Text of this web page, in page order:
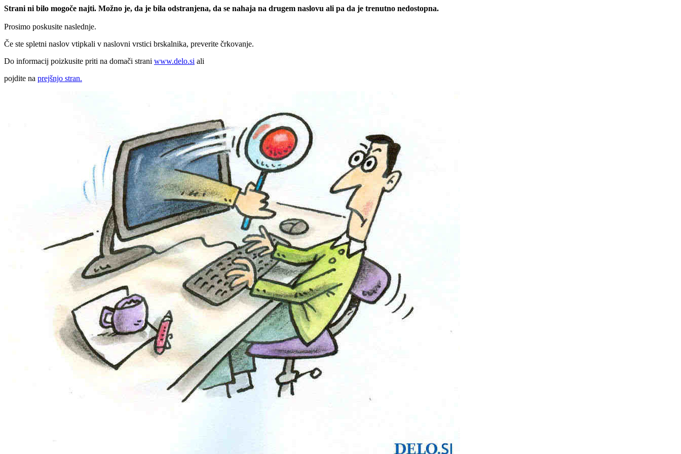
Strani ni bilo mogoče najti. Možno je, da je bila odstranjena, da se nahaja na drugem naslovu ali pa da je trenutno nedostopna.
Prosimo poskusite naslednje.
Če ste spletni naslov vtipkali v naslovni vrstici brskalnika, preverite črkovanje.
Do informacij poizkusite priti na domači strani www.delo.si ali
pojdite na prejšnjo stran.